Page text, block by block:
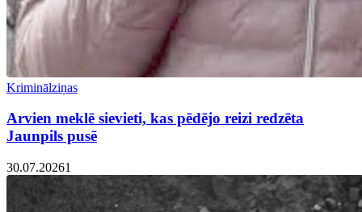
Kriminālziņas
Arvien meklē sievieti, kas pēdējo reizi redzēta
Jaunpils pusē
30.07.20261